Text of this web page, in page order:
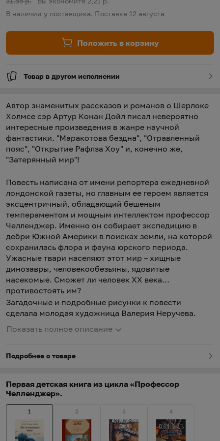
В наличии у поставщика. Поставка 12 августа
Положить в корзину
Товар в другом исполнении
Автор знаменитых рассказов и романов о Шерлоке
Холмсе сэр Артур Конан Дойл писал невероятно
интересные произведения в жанре научной
фантастики. "Маракотова бездна", "Отравленный
пояс", "Открытие Рафлза Хоу" и, конечно же,
"Затерянный мир"!
Повесть написана от имени репортера ежедневной
лондонской газеты, но главным ее героем является
эксцентричный, обладающий бешеным
темпераментом и мощным интеллектом профессор
Челленджер. Именно он собирает экспедицию в
дебри Южной Америки в поисках земли, на которой
сохранилась флора и фауна юрского периода.
Ужасные твари населяют этот мир – хищные
динозавры, человекообезьяны, ядовитые
насекомые. Сможет ли человек ХХ века
противостоять им?
Загадочные и подробные рисунки к повести
сделала молодая художница Валерия Неручева.
Показать полное описание
Подробнее о товаре
Первая детская книга из цикла «Профессор
Челленджер».
1 2 3 4